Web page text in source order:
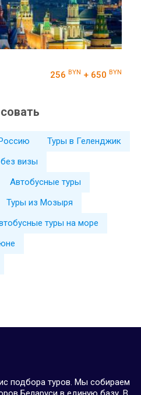
256 BYN + 650 BYN
Туры в Геленджик
визы
Автобусные туры
Туры из Мозыря
туры на море
подбора туров. Мы собираем